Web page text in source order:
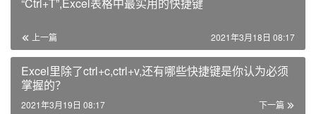
上一篇 2021年3月18日 08:17
Excel里除了ctrl+c,ctrl+v,还有哪些快捷键是你认为必须
掌握的？
下一篇
2021年3月19日 08:17